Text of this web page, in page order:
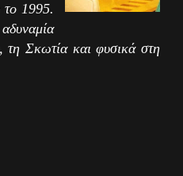
το 1995.
Σκωτία και φυσικά στη